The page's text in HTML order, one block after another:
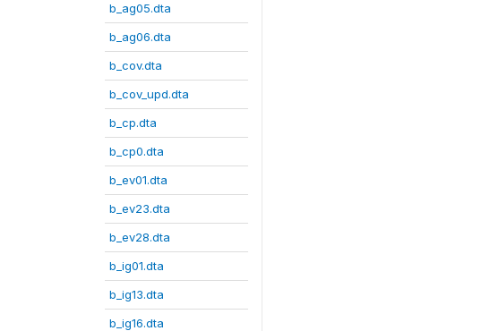
b_ag05.dta
b_ag06.dta
b_cov.dta
b_cov_upd.dta
b_cp.dta
b_cp0.dta
b_ev01.dta
b_ev23.dta
b_ev28.dta
b_ig01.dta
b_ig13.dta
b_ig16.dta